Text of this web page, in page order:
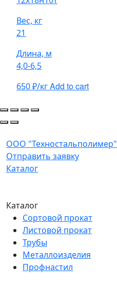
Вес, кг
21
Длина, м
4,0-6,5
650₽/кгAdd to cart
ООО "Техностальполимер"
Отправить заявку
Каталог
Каталог
Сортовой прокат
Листовой прокат
Трубы
Металлоизделия
Профнастил